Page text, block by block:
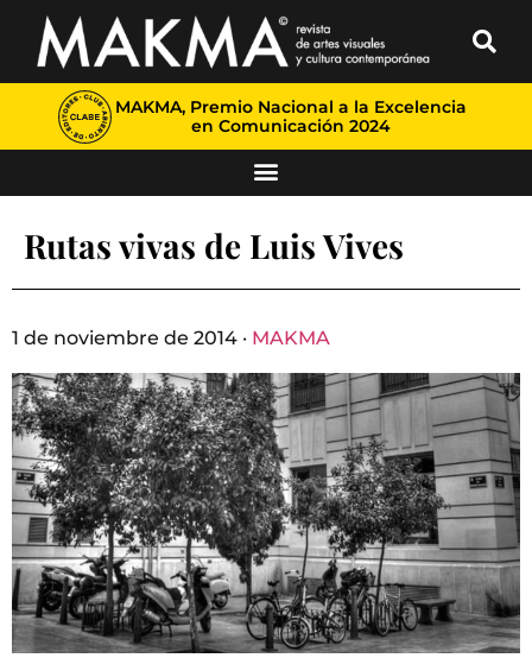
MAKMA, Premio Nacional a la Excelencia
en Comunicación 2024
Rutas vivas de Luis Vives
1 de noviembre de 2014 · MAKMA